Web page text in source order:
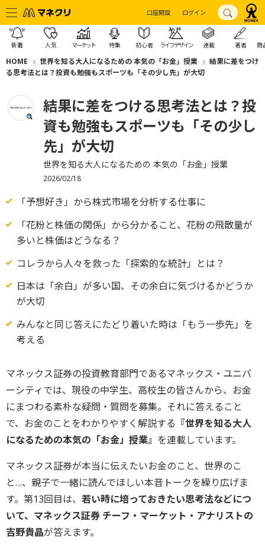
口座開設 ログイン
新着 人気 マーケット 特集 初心者 ライフデザイン 連載 著者 商
HOME 世界を知る大人になるための 本気の「お金」授業
結果に差をつけ
る思考法とは？投資も勉強もスポーツも「その少し先」が大切
結果に差をつける思考法とは？投
資も勉強もスポーツも「その少し
先」が大切
世界を知る大人になるための 本気の「お金」授業
2026/02/18
「予想好き」から株式市場を分析する仕事に
「花粉と株価の関係」から分かること、花粉の飛散量が
多いと株価はどうなる？
コレラから人々を救った「探索的な統計」とは？
日本は「余白」が多い国、その余白に気づけるかどうか
が大切
みんなと同じ答えにたどり着いた時は「もう一歩先」を
考える
マネックス証券の投資教育部門であるマネックス・ユニバ
ーシティでは、現役の中学生、高校生の皆さんから、お金
にまつわる素朴な疑問・質問を募集。それに答えること
で、お金のことをわかりやすく解説する 『世界を知る大人
になるための本気の「お金」授業』 を連載しています。
マネックス証券が本当に伝えたいお金のこと、世界のこ
と…、親子で一緒に読んでほしい本音トークを繰り広げま
す。第13回目は、 若い時に培っておきたい思考法などにつ
いて、マネックス証券 チーフ・マーケット・アナリストの
吉野貴晶が答えます。